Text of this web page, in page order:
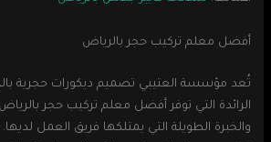
أفضل معلم تركيب حجر بالرياض
تُعد مؤسسة العتيبي تصميم ديكورات حجرية
الرائدة التي توفر أفضل معلم تركيب حجر
والخبرة الطويلة التي يمتلكها فريق العمل